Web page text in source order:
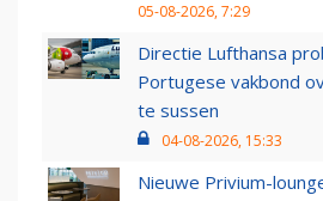
05-08-2026, 7:29
Directie Lufthansa
Portugese vakbond
te sussen
04-08-2026, 15:33
Nieuwe Privium-